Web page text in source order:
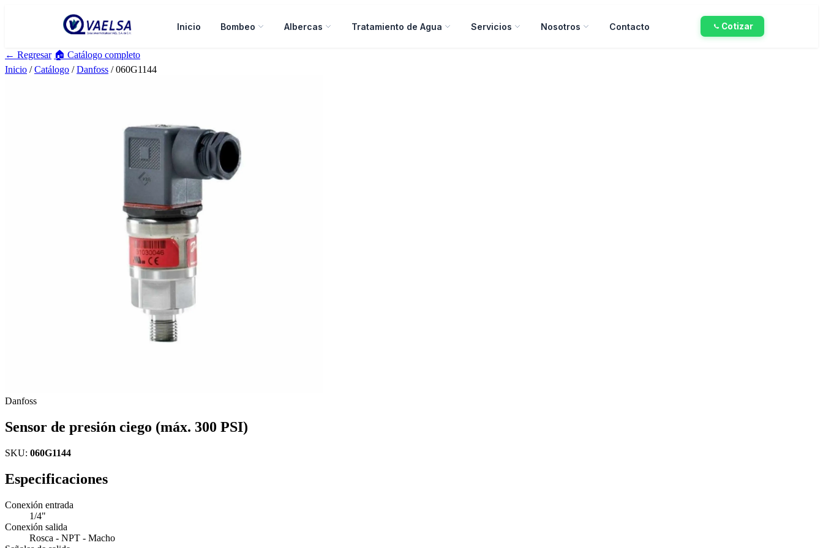
Inicio Bombeo Albercas Tratamiento de Agua Servicios Nosotros Contacto Cotizar
← Regresar 🏠 Catálogo completo
Inicio /Catálogo /Danfoss / 060G1144
Danfoss
Sensor de presión ciego (máx. 300 PSI)
SKU: 060G1144
Especificaciones
Conexión entrada
1/4"
Conexión salida
Rosca - NPT - Macho